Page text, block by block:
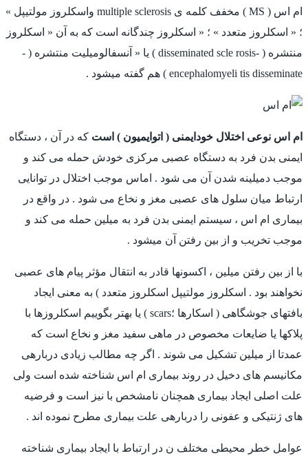
ام اس ( MS ) مخفف کلمه ی multiple sclerosis واسکلروز مولتیپل »
؛ « اسکلروز متعدد » ؛ « اسکلروز چندگانه است که به آن « اسکلروز
منتشره ( -disseminated scle rosis ) یا « آنسفالومیلیت منتشره ( -
encephalomyeli tis disseminate ) هم گفته میشود .
ام اس نوعی اختلال خودایمنی ( اتوایمیون ) است که در آن ، دستگاه
ایمنی بدن فرد به دستگاه عصبی مرکزی خودش حمله می کند و
موجب دمیلینه شدن آن می شود . اماس موجب اختلال در توانایی
ارتباط میان سلول های عصبی مغز و نخاع می شود . در واقع در
بیماری ام اس ، سیستم ایمنی بدن فرد به میلین حمله می کند و
موجب تخریب و از بین رفتن آن میشود .
با از بین رفتن میلین ، اکسونها قادر به انتقال مؤثر پیام های عصبی
نخواهند بود . اسکلروز مولتیپل اسکلروز متعدد ) به معنی ایجاد
بافتهای جوشگاهی ( اسکارها ؛scars ) یا بهتر بگوییم اسکلروزها با
پلاکها یا ضایعات مخصوص در ماهی سفید مغز و نخاع است که
عمدتا از میلین تشکیل می شوند . اگر چه مطالب زیادی دربارهی
مکانیسم های دخیل در روند بیماری ام اس شناخته شده است ولی
علت اصلی ایجاد بیماری همچنان نامشخص با نیز است و فرضیه
های ژنتیکی و عفونی را دربارهی علت بیماری مطرح نموده اند .
عوامل خطر محیطی مختلف ن در ارتباط با ایجاد بیماری شناخته